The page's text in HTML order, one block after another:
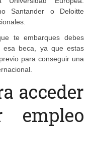
Santander o Deloitte
te embarques debes
esa beca, ya que estas
para conseguir una
acceder